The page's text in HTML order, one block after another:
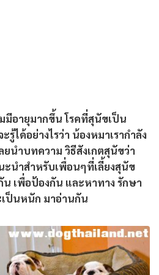
มีอายุมากขึ้น โรคที่สุนัขเป็น
รู้ได้อย่างไรว่า น้องหมาเรากำลัง
นำบทความ วิธีสังเกตสุนัขว่า
ะนำสำหรับเพื่อนๆที่เลี้ยงสุนัข
เพื่อป้องกัน และหาทาง รักษา
ป็นหนัก มาอ่านกัน